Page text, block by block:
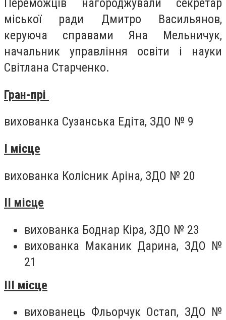
Переможців нагороджували секретар
міської ради Дмитро Васильянов,
керуюча справами Яна Мельничук,
начальник управління освіти і науки
Світлана Старченко.
Гран-прі
вихованка Сузанська Едіта, ЗДО № 9
І місце
вихованка Колісник Аріна, ЗДО № 20
ІІ місце
вихованка Боднар Кіра, ЗДО № 23
вихованка Маканик Дарина, ЗДО №
21
ІІІ місце
вихованець Фльорчук Остап, ЗДО №